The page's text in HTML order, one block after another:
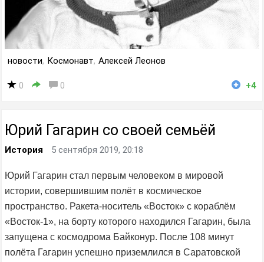
новости, Космонавт, Алексей Леонов
0 0 +4
Юрий Гагарин со своей семьёй
История 5 сентября 2019, 20:18
Юрий Гагарин стал первым человеком в мировой
истории, совершившим полёт в космическое
пространство. Ракета-носитель «Восток» с кораблём
«Восток-1», на борту которого находился Гагарин, была
запущена с космодрома Байконур. После 108 минут
полёта Гагарин успешно приземлился в Саратовской